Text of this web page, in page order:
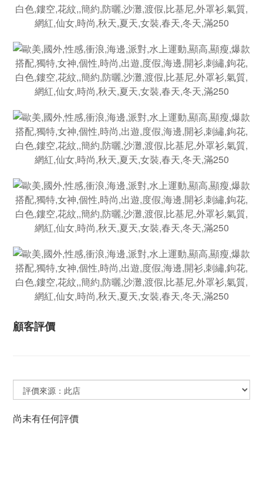
顧客評價
尚未有任何評價